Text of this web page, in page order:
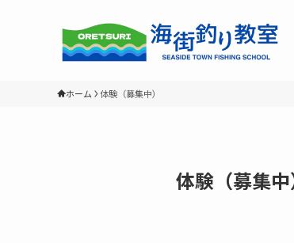
ホーム 体験（募集中）
体験（募集中